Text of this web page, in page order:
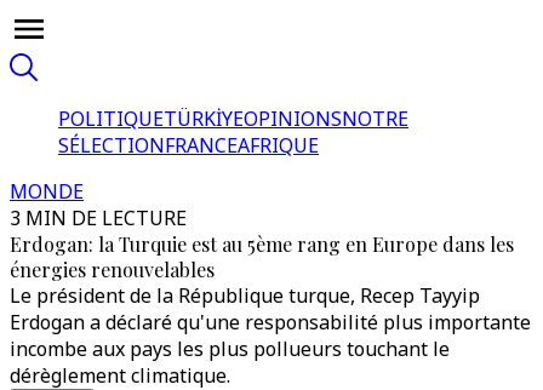
POLITIQUETÜRKİYEOPINIONSNOTRE
SÉLECTIONFRANCEAFRIQUE
MONDE
3 MIN DE LECTURE
Erdogan: la Turquie est au 5ème rang en Europe dans les
énergies renouvelables
Le président de la République turque, Recep Tayyip
Erdogan a déclaré qu'une responsabilité plus importante
incombe aux pays les plus pollueurs touchant le
dérèglement climatique.